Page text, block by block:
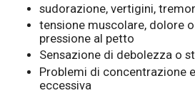
sudorazione, vertigini,
tensione muscolare, dolore
pressione al petto
Sensazione di debolezza o
Problemi di concentrazione
eccessiva